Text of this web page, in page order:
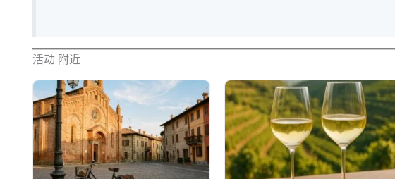
活动 附近